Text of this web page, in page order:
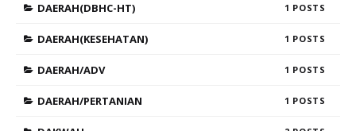
DAERAH(DBHC-HT) 1
DAERAH(KESEHATAN) 1
DAERAH/ADV 1
DAERAH/PERTANIAN 1